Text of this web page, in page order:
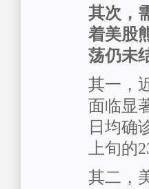
其次，
着美股
荡仍未
其一，
面临显
日均确
上旬的
其二，